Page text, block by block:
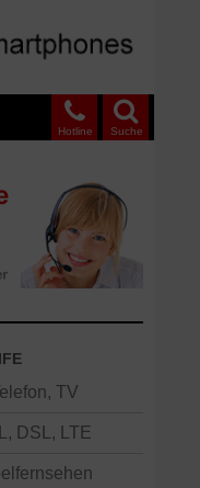
Suche
Hotline
TV
DSL, LTE